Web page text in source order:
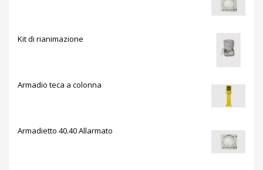
Kit di rianimazione
Armadio teca a colonna
Armadietto 40.40 Allarmato